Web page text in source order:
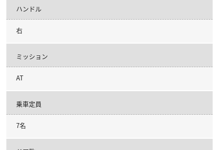
ハンドル
右
ミッション
AT
乗車定員
7名